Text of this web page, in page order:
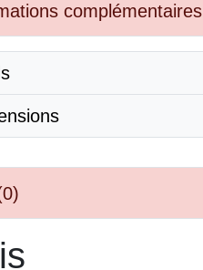
complémentaires